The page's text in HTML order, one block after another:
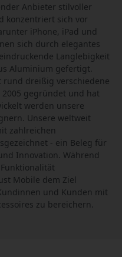
Anbieter stilvoller
konzentriert sich vor
iPhone, iPad und
sich durch elegantes
Langlebigkeit
Aluminium gefertigt.
rund dreißig verschiedene
gegründet und hat
werden unsere
Unsere weltweit
zahlreichen
- ein Beleg für
Innovation. Während
Mobile dem Ziel
und Kunden mit
zu bereichern.